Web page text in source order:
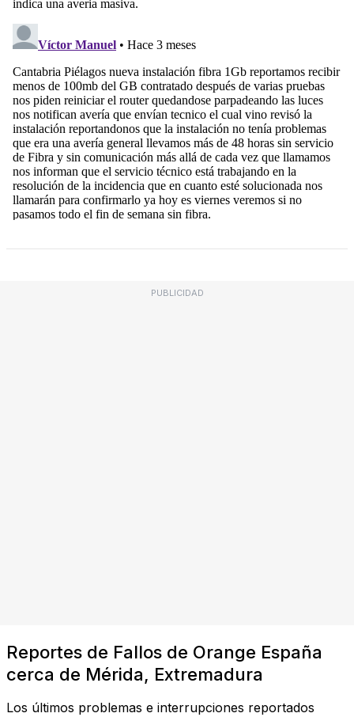
PUBLICIDAD
Reportes de Fallos de Orange España
cerca de Mérida, Extremadura
Los últimos problemas e interrupciones reportados